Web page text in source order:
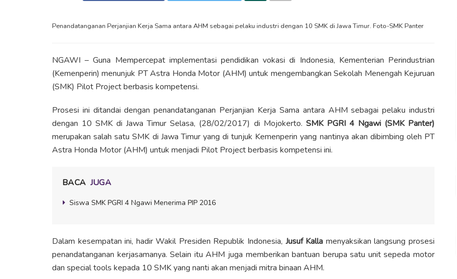
Penandatanganan Perjanjian Kerja Sama antara AHM sebagai pelaku industri dengan 10 SMK di Jawa Timur. Foto-SMK Panter
NGAWI – Guna Mempercepat implementasi pendidikan vokasi di Indonesia, Kementerian Perindustrian
(Kemenperin) menunjuk PT Astra Honda Motor (AHM) untuk mengembangkan Sekolah Menengah Kejuruan
(SMK) Pilot Project berbasis kompetensi.
Prosesi ini ditandai dengan penandatanganan Perjanjian Kerja Sama antara AHM sebagai pelaku industri
dengan 10 SMK di Jawa Timur Selasa, (28/02/2017) di Mojokerto. SMK PGRI 4 Ngawi (SMK Panter)
merupakan salah satu SMK di Jawa Timur yang di tunjuk Kemenperin yang nantinya akan dibimbing oleh PT
Astra Honda Motor (AHM) untuk menjadi Pilot Project berbasis kompetensi ini.
BACA JUGA
Siswa SMK PGRI 4 Ngawi Menerima PIP 2016
Dalam kesempatan ini, hadir Wakil Presiden Republik Indonesia, Jusuf Kalla menyaksikan langsung prosesi
penandatanganan kerjasamanya. Selain itu AHM juga memberikan bantuan berupa satu unit sepeda motor
dan special tools kepada 10 SMK yang nanti akan menjadi mitra binaan AHM.